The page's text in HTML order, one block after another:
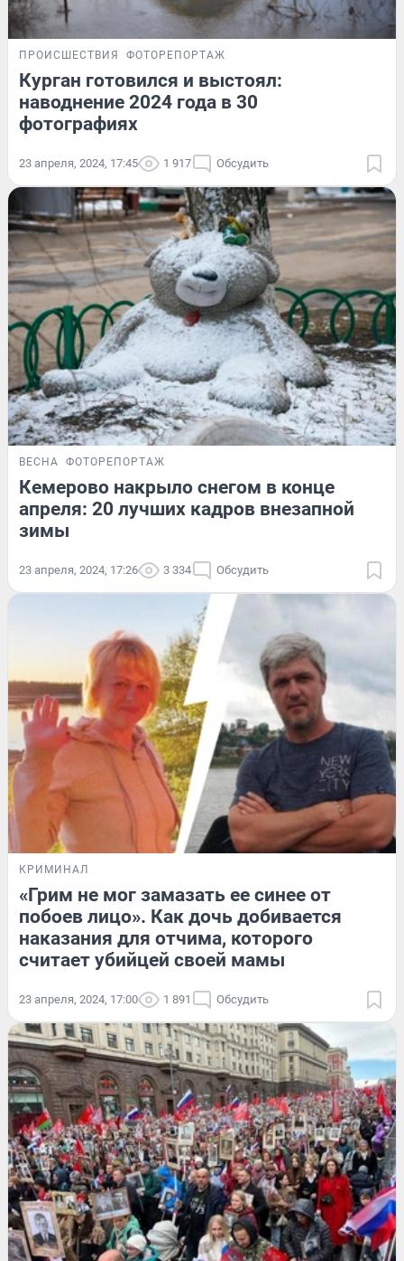
ПРОИСШЕСТВИЯ ФОТОРЕПОРТАЖ
Курган готовился и выстоял:
наводнение 2024 года в 30
фотографиях
23 апреля, 2024, 17:45 1 917 Обсудить
ВЕСНА ФОТОРЕПОРТАЖ
Кемерово накрыло снегом в конце
апреля: 20 лучших кадров внезапной
зимы
23 апреля, 2024, 17:26 3 334 Обсудить
КРИМИНАЛ
«Грим не мог замазать ее синее от
побоев лицо». Как дочь добивается
наказания для отчима, которого
считает убийцей своей мамы
23 апреля, 2024, 17:00 1 891 Обсудить